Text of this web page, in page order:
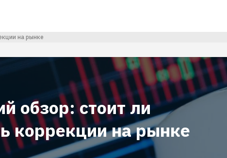
на рынке
обзор: стоит ли
коррекции на рынке